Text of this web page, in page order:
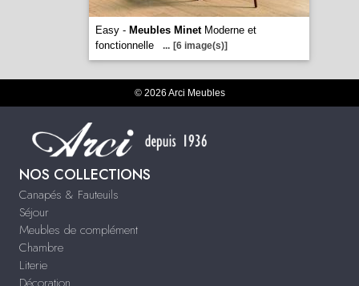
Easy - Meubles MinetModerne et
fonctionnelle
... [6 image(s)]
© 2026 Arci Meubles
NOS COLLECTIONS
Canapés & Fauteuils
Séjour
Meubles de complément
Chambre
Literie
Décoration